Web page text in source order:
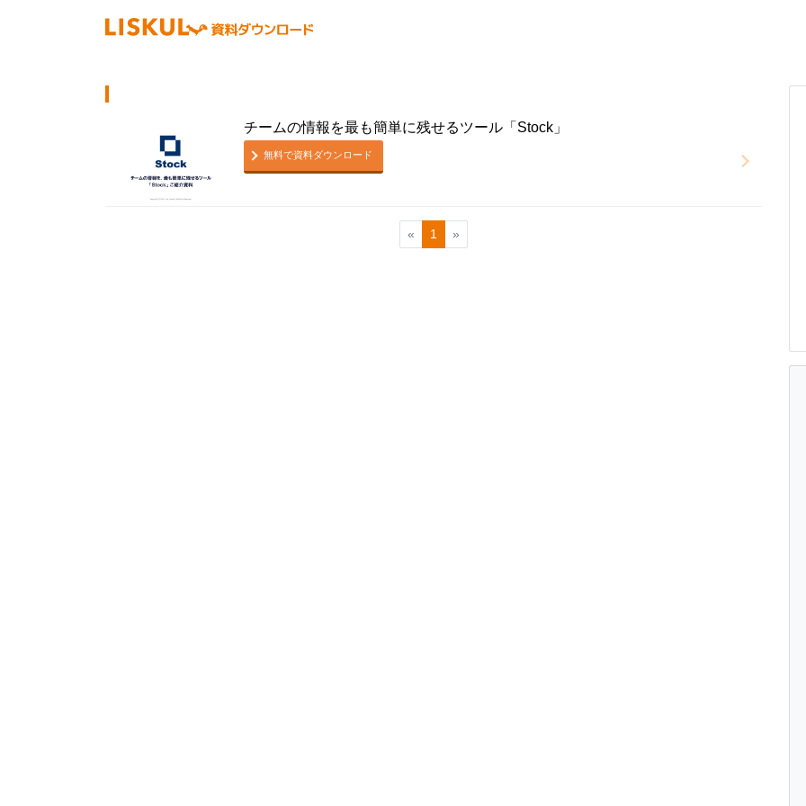
チームの情報を最も簡単に残せるツール「Stock」
無料で資料ダウンロード
« 1 »